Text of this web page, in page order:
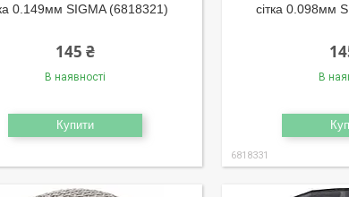
0.149мм SIGMA (6818321)
145 ₴
В наявності
Купити
сітка 0.098мм
В
6818331